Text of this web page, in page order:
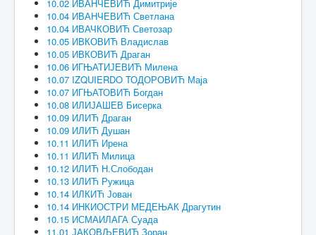
10.02 ИВАНЧЕВИЋ Димитрије
10.04 ИВАНЧЕВИЋ Светлана
10.04 ИВАЧКОВИЋ Светозар
10.05 ИВКОВИЋ Владислав
10.05 ИВКОВИЋ Драган
10.06 ИГЊАТИЈЕВИЋ Милена
10.07 IZQUIERDO ТОДОРОВИЋ Маја
10.07 ИГЊАТОВИЋ Богдан
10.08 ИЛИЈАШЕВ Бисерка
10.09 ИЛИЋ Драган
10.09 ИЛИЋ Душан
10.11 ИЛИЋ Ирена
10.11 ИЛИЋ Милица
10.12 ИЛИЋ Н.Слободан
10.13 ИЛИЋ Ружица
10.14 ИЛКИЋ Јован
10.14 ИНКИОСТРИ МЕДЕЊАК Драгутин
10.15 ИСМАИЛАГА Суада
11.01 ЈАКОВЉЕВИЋ Зоран